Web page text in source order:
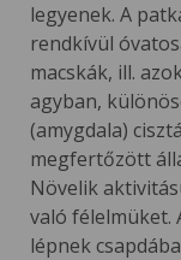
legyenek. A
rendkívül
macskák, ill.
agyban,
(amygdala)
megfertőzött
Növelik
való
lépnek